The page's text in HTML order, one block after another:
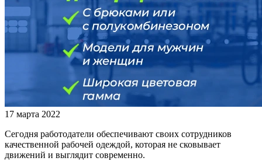
17 марта 2022
Сегодня работодатели обеспечивают своих сотрудников
качественной рабочей одеждой, которая не сковывает
движений и выглядит современно.